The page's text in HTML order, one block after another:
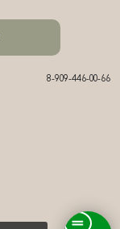
8-909-446-00-66